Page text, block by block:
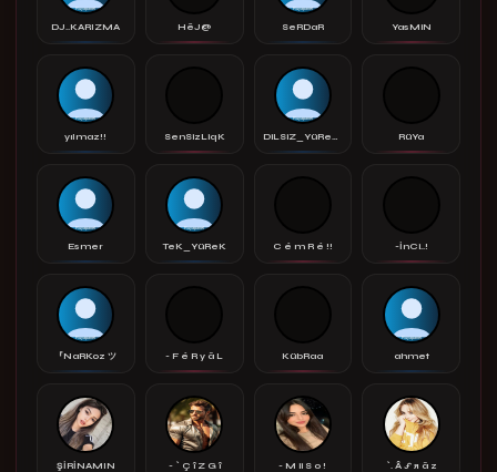
DJ..KARIZMA HêJ@ SeRDaR YasMiN
yılmaz!! SenSizLiqK DiLSiZ_YüReGiM RüYa
Esmer TeK_YüReK C é m R é !! -İnCi..!
『NaRKoz ツ - F é R y â L KübRaa ahmet
ŞİRİNAMIN - ` Ç î Z G î - M ii S o ! `. Â ƒ я â z